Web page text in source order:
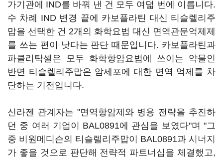
가기관에 IND를 바꿔 낸 건 모두 여덟 번에 이릅니다.
수 차례 IND 변경 끝에 카보플라틴 대신 티슬렐리주
맙을 선택한 건 2개의 화학요법 대신 면역관문억제제
를 쓰는 편이 낫다는 판단 때문입니다. 카보플라틴과
파클리탁셀은 모두 화학항암요법에 쓰이는 약물인
반면 티슬렐리주맙은 암세포에 대한 면역 억제를 차
단하는 기전입니다.
신라젠 관계자는 "면역항암제와 병용 전략을 추진하
던 중 여러 기업이 BAL0891에 관심을 보였다"며 "그
중 비원메디슨의 티슬렐리주맙이 BAL0891과 시너지
가 좋을 것으로 판단해 전략적 파트너십을 체결했고,